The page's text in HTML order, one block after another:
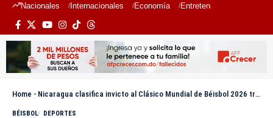
Nacionales Internacionales Economía Entretenimiento
Home - Nicaragua clasifica invicto al Clásico Mundial de Béisbol 2026 tras blanquear a Taiwán
BÉISBOL DEPORTES